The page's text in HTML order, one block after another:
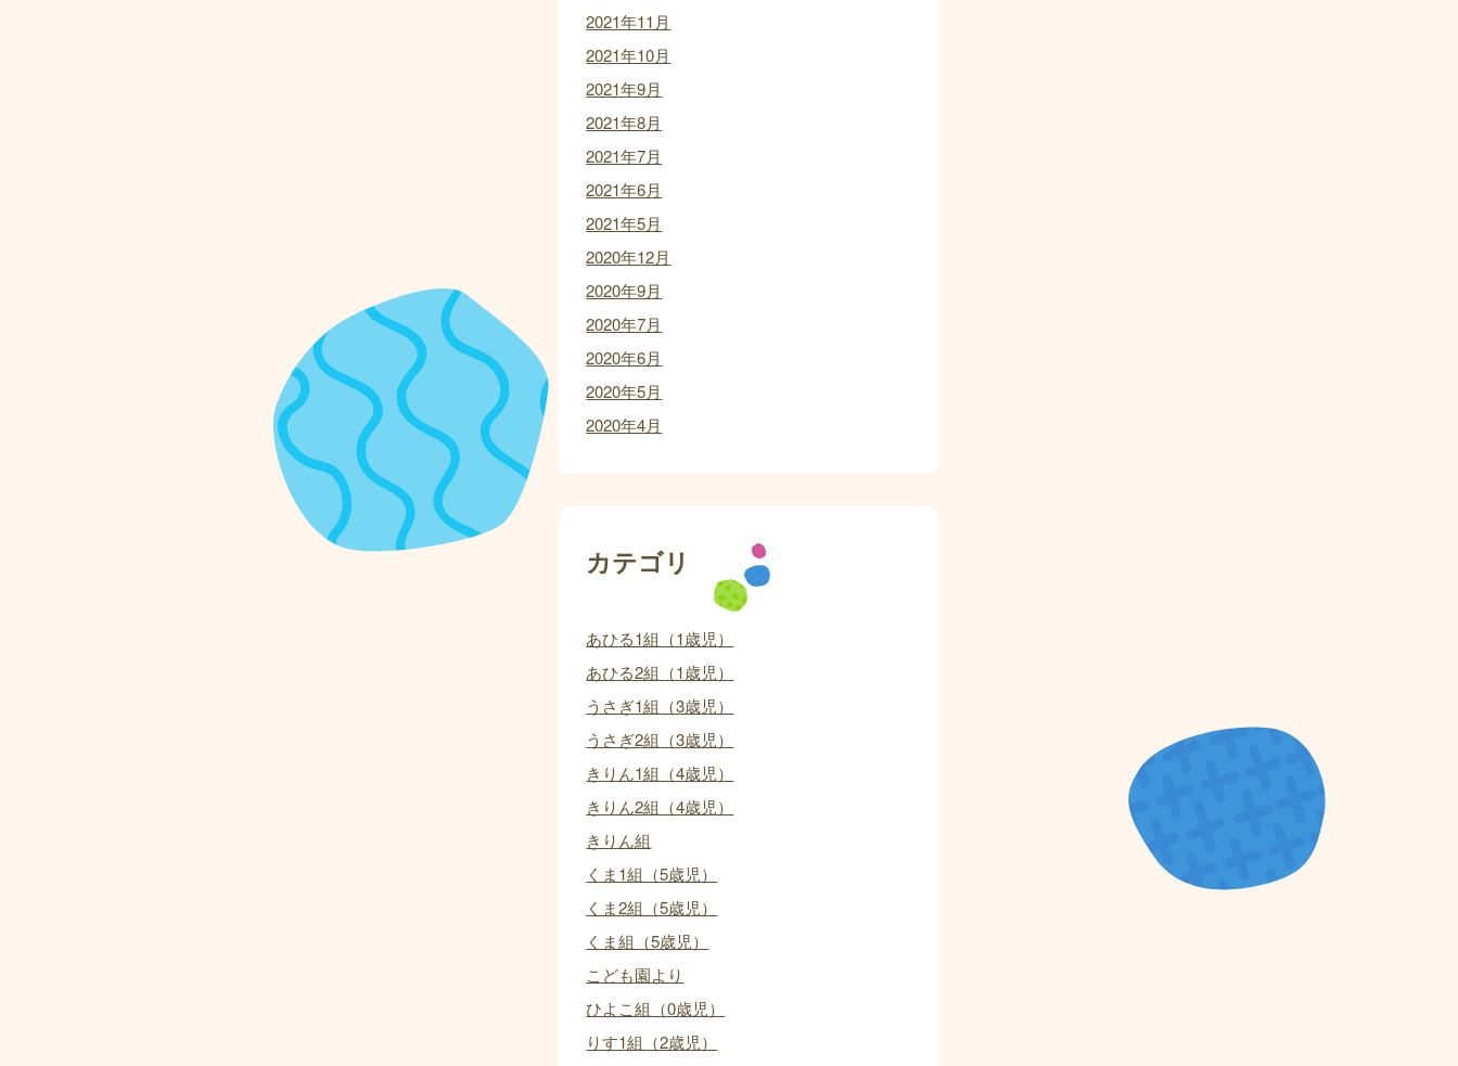
2021年11月
2021年10月
2021年9月
2021年8月
2021年7月
2021年6月
2021年5月
2020年12月
2020年9月
2020年7月
2020年6月
2020年5月
2020年4月
カテゴリ
あひる1組（1歳児）
あひる2組（1歳児）
うさぎ1組（3歳児）
うさぎ2組（3歳児）
きりん1組（4歳児）
きりん2組（4歳児）
きりん組
くま1組（5歳児）
くま2組（5歳児）
くま組（5歳児）
こども園より
ひよこ組（0歳児）
りす1組（2歳児）